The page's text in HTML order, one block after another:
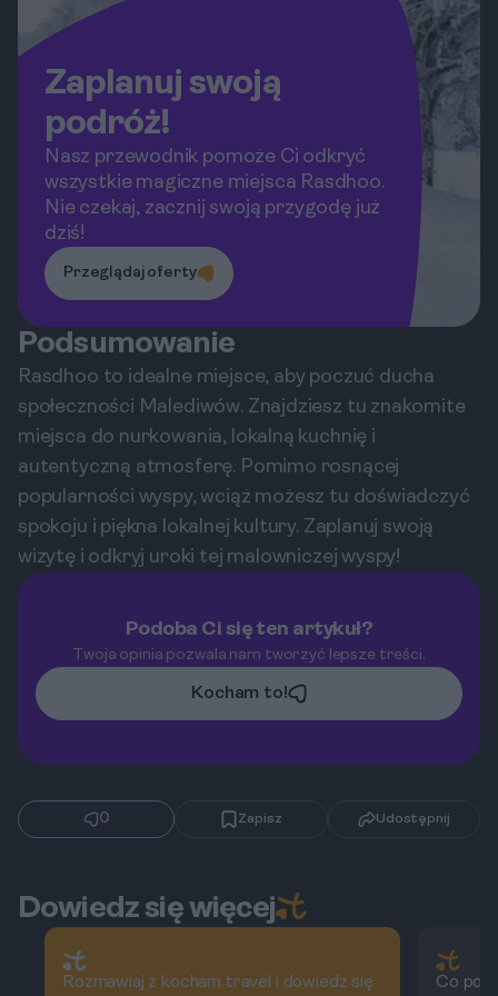
Zaplanuj swoją
podróż!
Nasz przewodnik pomoże Ci odkryć
wszystkie magiczne miejsca Rasdhoo.
Nie czekaj, zacznij swoją przygodę już
dziś!
Przeglądaj oferty
Podsumowanie
Rasdhoo to idealne miejsce, aby poczuć ducha
społeczności Malediwów. Znajdziesz tu znakomite
miejsca do nurkowania, lokalną kuchnię i
autentyczną atmosferę. Pomimo rosnącej
popularności wyspy, wciąż możesz tu doświadczyć
spokoju i piękna lokalnej kultury. Zaplanuj swoją
wizytę i odkryj uroki tej malowniczej wyspy!
Podoba Ci się ten artykuł?
Twoja opinia pozwala nam tworzyć lepsze treści.
Kocham to!
0 Zapisz Udostępnij
Dowiedz się więcej
Rozmawiaj z kocham.travel i dowiedz się
Co